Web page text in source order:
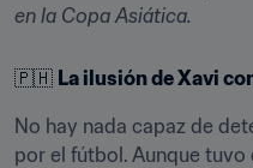
en la Copa Asiática.
🇵🇭 La ilusión de Xavi
No hay nada capaz de
por el fútbol. Aunque